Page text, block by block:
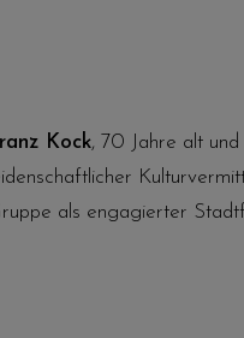
Kock, 70 Jahre alt
als engagierter